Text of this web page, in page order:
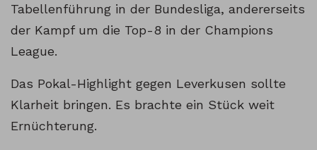
Tabellenführung in der Bundesliga, andererseits
der Kampf um die Top-8 in der Champions
League.
Das Pokal-Highlight gegen Leverkusen sollte
Klarheit bringen. Es brachte ein Stück weit
Ernüchterung.